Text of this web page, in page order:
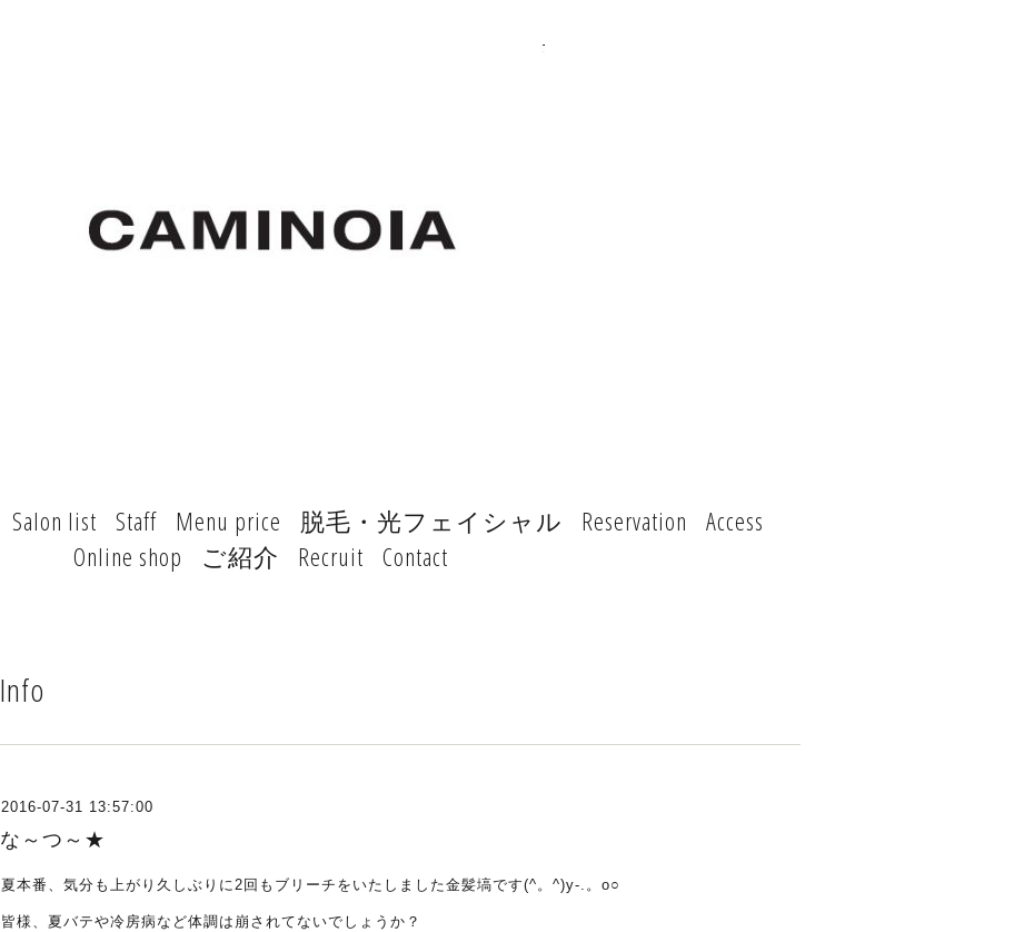
Salon list Staff Menu price 脱毛・光フェイシャル Reservation
Access
Online shop
ご紹介 Recruit Contact
Info
2016-07-31 13:57:00
な～つ～★
夏本番、気分も上がり久しぶりに2回もブリーチをいたしました金髪塙です(^。^)y-.。o○
皆様、夏バテや冷房病など体調は崩されてないでしょうか？